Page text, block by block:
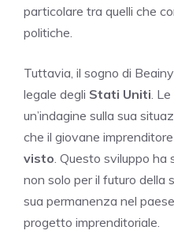
particolare tra quelli che
politiche.
Tuttavia, il sogno di
legale degli Stati Uniti .
un’indagine sulla sua
che il giovane
visto . Questo sviluppo
non solo per il futuro della
sua permanenza nel
progetto imprenditoriale.